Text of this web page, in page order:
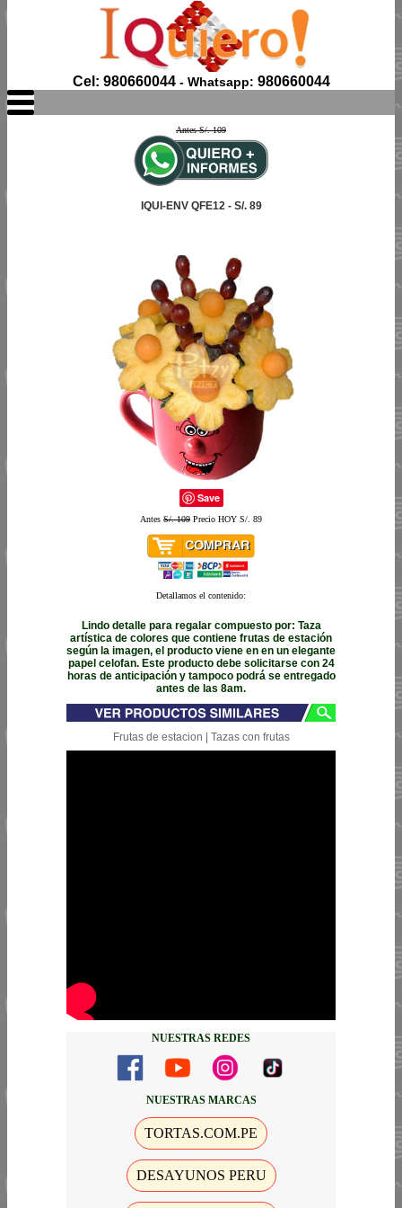
Cel: 980660044- Whatsapp: 980660044
Antes S/. 109
IQUI-ENV QFE12 - S/. 89
Save
Antes S/. 109 Precio HOY S/. 89
Detallamos el contenido:
Lindo detalle para regalar compuesto por: Taza
artística de colores que contiene frutas de estación
según la imagen, el producto viene en en un elegante
papel celofan. Este producto debe solicitarse con 24
horas de anticipación y tampoco podrá se entregado
antes de las 8am.
Frutas de estacion | Tazas con frutas
NUESTRAS REDES
NUESTRAS MARCAS
TORTAS.COM.PE
DESAYUNOS PERU